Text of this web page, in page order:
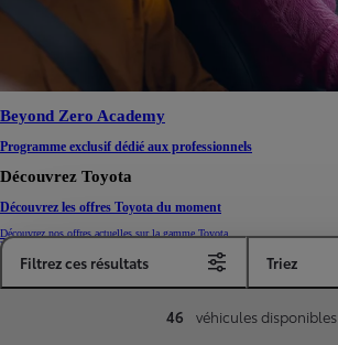
Filtrez ces résultats Triez
46 véhicules disponibles
Beyond Zero Academy
Programme exclusif dédié aux professionnels
Découvrez Toyota
Découvrez les offres Toyota du moment
Découvrez nos offres actuelles sur la gamme Toyota.
Voir plus